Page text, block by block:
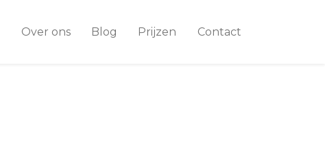
Over ons Blog Prijzen Contact